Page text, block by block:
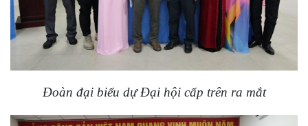
Đoàn đại biểu dự Đại hội cấp trên ra mắt